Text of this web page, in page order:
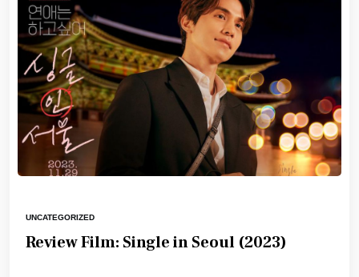
UNCATEGORIZED
Review Film: Single in Seoul (2023)